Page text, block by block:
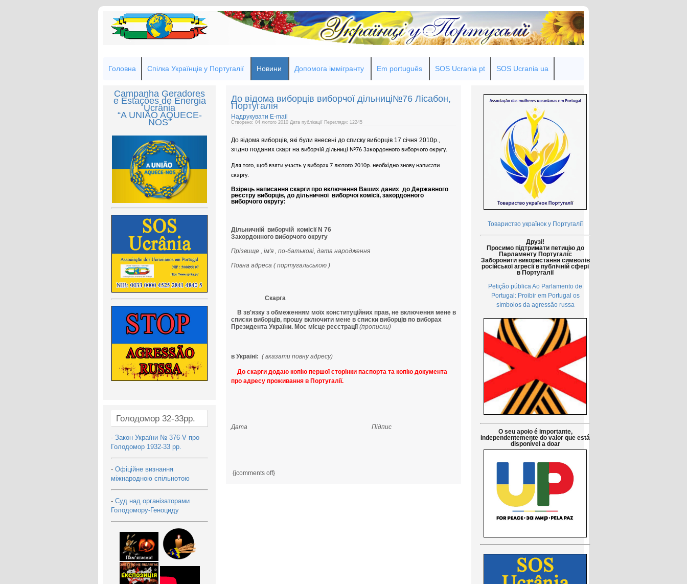
Головна Спілка Українців у Португалії Новини Допомога іммігранту Em português SOS Ucrania pt SOS Ucrania ua
Campanha Geradores
e Estações de Energia
Ucrânia
“A UNIÃO AQUECE-
NOS”
Голодомор 32-33рр.
- Закон України № 376-V про
Голодомор 1932-33 рр.
- Офіційне визнання
міжнародною спільнотою
- Суд над організаторами
Голодомору-Геноциду
До відома виборців виборчої дільниці№76 Лісабон,
Португалія
Надрукувати E-mail
Створено: 04 лютого 2010 Дата публікації Перегляди: 12245
До відома виборців, які були внесені до списку виборців 17 січня 2010р.,
згідно поданих скарг на виборчій дільниці №76 Закордонного виборчого округу.
Для того, щоб взяти участь у виборах 7 лютого 2010р. необхідно знову написати
скаргу.
Взірець написання скарги про включення Ваших даних до Державного
реєстру виборців, до дільничної виборчої комісії, закордонного
виборчого округу:
Дільничній виборчій комісії N 76
Закордонного виборчого округу
Прізвище , ім'я , по-батькові, дата народження
Повна адреса ( португальською )
Скарга
В зв'язку з обмеженням моїх конституційних прав, не включення мене в
списки виборців, прошу включити мене в списки виборців по виборах
Президента України. Моє місце реєстрації(прописки)
в Україні: ( вказати повну адресу)
До скарги додаю копію першої сторінки паспорта та копію документа
про адресу проживання в Португалії.
Дата Підпис
{jcomments off}
Товариство українок у Португалії
Друзі!
Просимо підтримати петицію до
Парламенту Португалії:
Заборонити використання символів
російської агресії в публічній сфері
в Португалії
Petição pública Ao Parlamento de
Portugal: Proibir em Portugal os
símbolos da agressão russa
O seu apoio é importante,
independentemente do valor que está
disponível a doar